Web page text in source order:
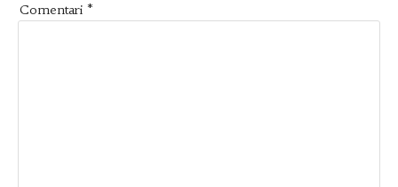
Comentari *